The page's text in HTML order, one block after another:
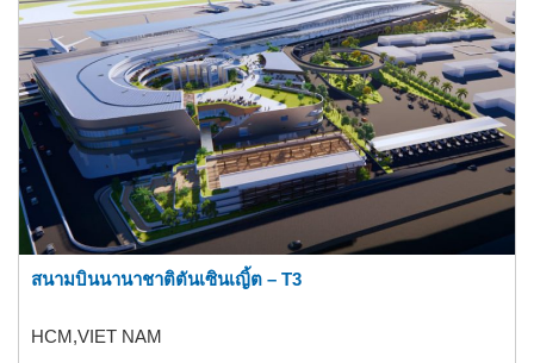
สนามบินนานาชาติตันเซินเญิ้ต – T3
HCM,VIET NAM